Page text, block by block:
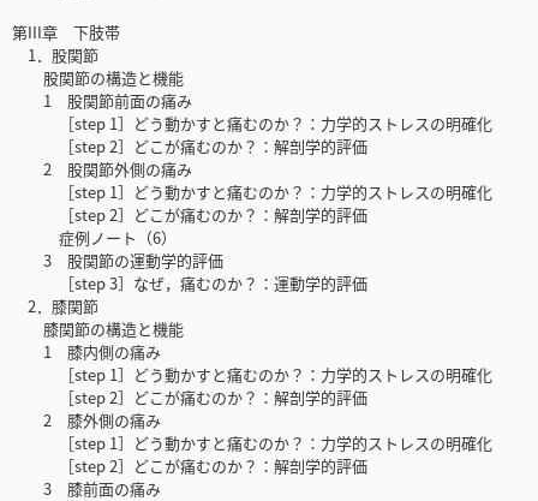
第III章 下肢帯
1．股関節
股関節の構造と機能
1 股関節前面の痛み
［step 1］どう動かすと痛むのか？：力学的ストレスの明確化
［step 2］どこが痛むのか？：解剖学的評価
2 股関節外側の痛み
［step 1］どう動かすと痛むのか？：力学的ストレスの明確化
［step 2］どこが痛むのか？：解剖学的評価
症例ノート（6）
3 股関節の運動学的評価
［step 3］なぜ，痛むのか？：運動学的評価
2．膝関節
膝関節の構造と機能
1 膝内側の痛み
［step 1］どう動かすと痛むのか？：力学的ストレスの明確化
［step 2］どこが痛むのか？：解剖学的評価
2 膝外側の痛み
［step 1］どう動かすと痛むのか？：力学的ストレスの明確化
［step 2］どこが痛むのか？：解剖学的評価
3 膝前面の痛み